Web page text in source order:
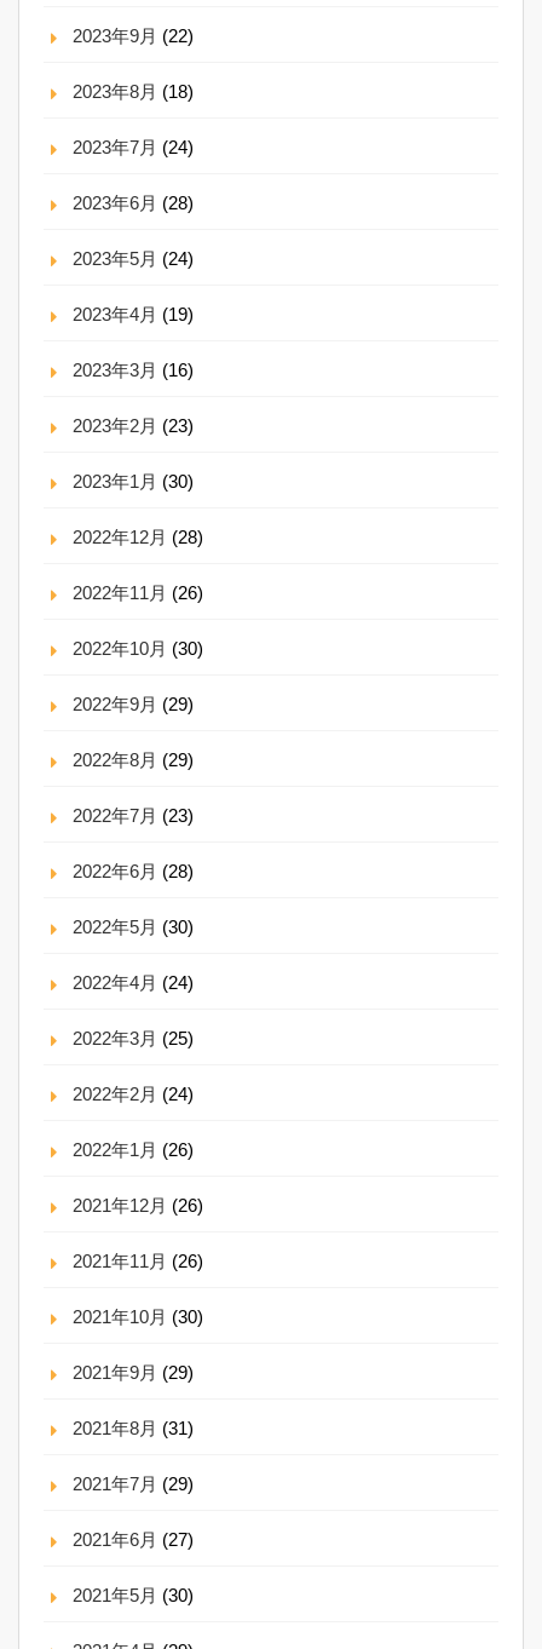
2023年9月 (22)
2023年8月 (18)
2023年7月 (24)
2023年6月 (28)
2023年5月 (24)
2023年4月 (19)
2023年3月 (16)
2023年2月 (23)
2023年1月 (30)
2022年12月 (28)
2022年11月 (26)
2022年10月 (30)
2022年9月 (29)
2022年8月 (29)
2022年7月 (23)
2022年6月 (28)
2022年5月 (30)
2022年4月 (24)
2022年3月 (25)
2022年2月 (24)
2022年1月 (26)
2021年12月 (26)
2021年11月 (26)
2021年10月 (30)
2021年9月 (29)
2021年8月 (31)
2021年7月 (29)
2021年6月 (27)
2021年5月 (30)